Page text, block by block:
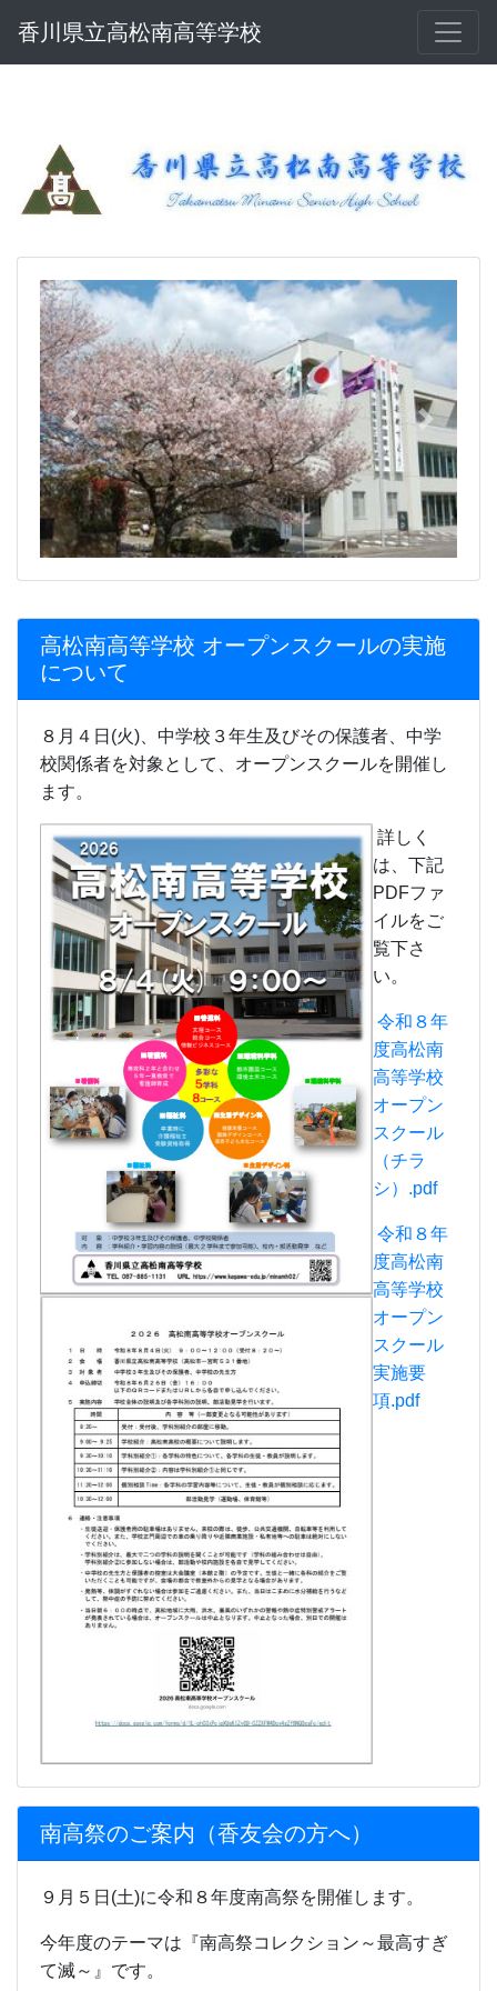
香川県立高松南高等学校
Previous
高松南高等学校 オープンスクールの実施
について
８月４日(火)、中学校３年生及びその保護者、中学
校関係者を対象として、オープンスクールを開催し
ます。
詳しく
は、下記
PDFファ
イルをご
い。
令和８年
度高松南
オープン
スクール
（チラ
シ）.pdf
令和８年
度高松南
高等学校
オープン
スクール
実施要
項.pdf
南高祭のご案内（香友会の方へ）
９月５日(土)に令和８年度南高祭を開催します。
今年度のテーマは『南高祭コレクション～最高すぎ
て滅～』です。
南高祭香友会の方へ.pdf